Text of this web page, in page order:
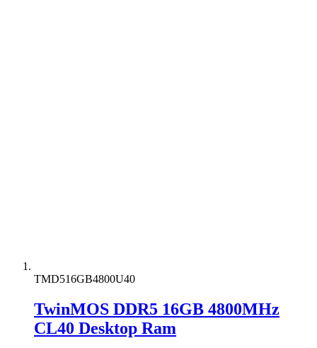
TMD516GB4800U40
TwinMOS DDR5 16GB 4800MHz
CL40 Desktop Ram